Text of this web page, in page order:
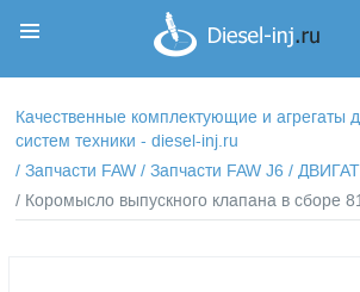
Качественные комплектующие и агрегаты
систем техники - diesel-inj.ru
/Запчасти FAW /Запчасти FAW J6 /
/ Коромысло выпускного клапана в сборе